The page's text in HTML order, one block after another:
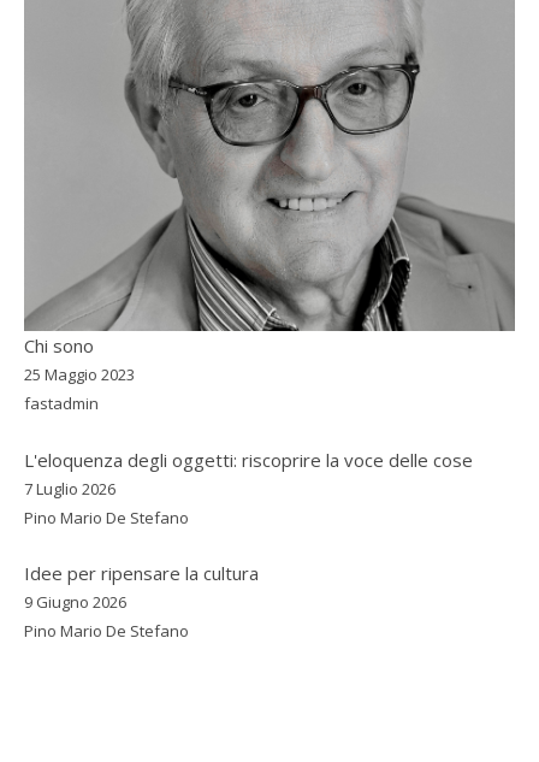
Chi sono
25 Maggio 2023
fastadmin
L'eloquenza degli oggetti: riscoprire la voce delle cose
7 Luglio 2026
Pino Mario De Stefano
Idee per ripensare la cultura
9 Giugno 2026
Pino Mario De Stefano